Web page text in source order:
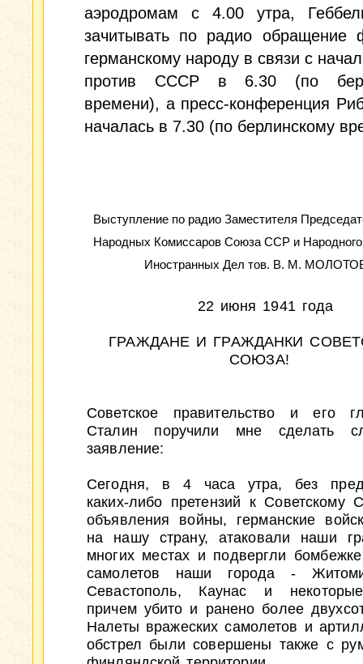
аэродромам с 4.00 утра,
зачитывать по радио обращение
германскому народу в связи с
против СССР в 6.30 (по
времени), а пресс-конференция
началась в 7.30 (по берлинскому
Выступление по радио Заместителя
Народных Комиссаров Союза ССР и
Иностранных Дел тов. В. М.
22 июня 1941 года
ГРАЖДАНЕ И ГРАЖДАНКИ
СОЮЗА!
Советское правительство и его
Сталин поручили мне сделать
заявление:
Сегодня, в 4 часа утра, без
каких-либо претензий к Советскому
объявления войны, германские
на нашу страну, атаковали наши
многих местах и подвергли
самолетов наши города -
Севастополь, Каунас и
причем убито и ранено более
Налеты вражеских самолетов и
обстрел были совершены также с